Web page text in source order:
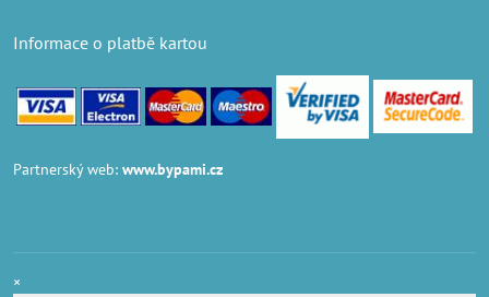
Informace o platbě kartou
Partnerský web: www.bypami.cz
×